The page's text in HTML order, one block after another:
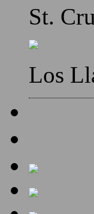
St.
Los